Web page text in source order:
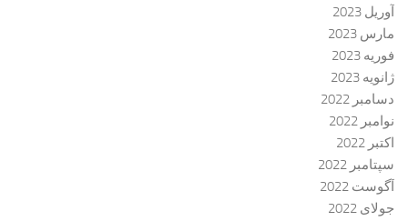
آوریل 2023
مارس 2023
فوریه 2023
ژانویه 2023
دسامبر 2022
نوامبر 2022
اکتبر 2022
سپتامبر 2022
آگوست 2022
جولای 2022